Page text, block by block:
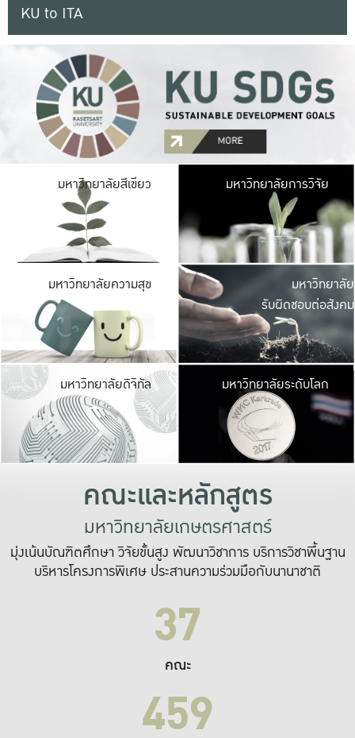
KU to ITA
มหาวิทยาลัยสีเขียว มหาวิ
มีพื้นที่เขียวสดใส
เป็นป่าในเมือง เกษต
มหาวิทยาลัยการวิจัย
มหาวิทยาลัยความสุข มหาวิ
ค
เปิดประ
และพบเรื่องราวใ
มหาวิทยาลัย
รับผิดชอบต่อสังคม
มหาวิทยาลัยดิจิทัล มหาวิ
เปลี่ยนแปลง แล
เพื่อทำง
ระบบสารสนเทศ
มหาวิทยาลัยระดับโลก
คณะและหลักสูตร
มหาวิทยาลัยเกษตรศาสตร์
มุ่งเน้นบัณฑิตศึกษา วิจัยขั้นสูง พัฒนาวิชาการ บริการวิชาพื้นฐาน
บริหารโครงการพิเศษ ประสานความร่วมมือกับนานาชาติ
37
คณะ
459